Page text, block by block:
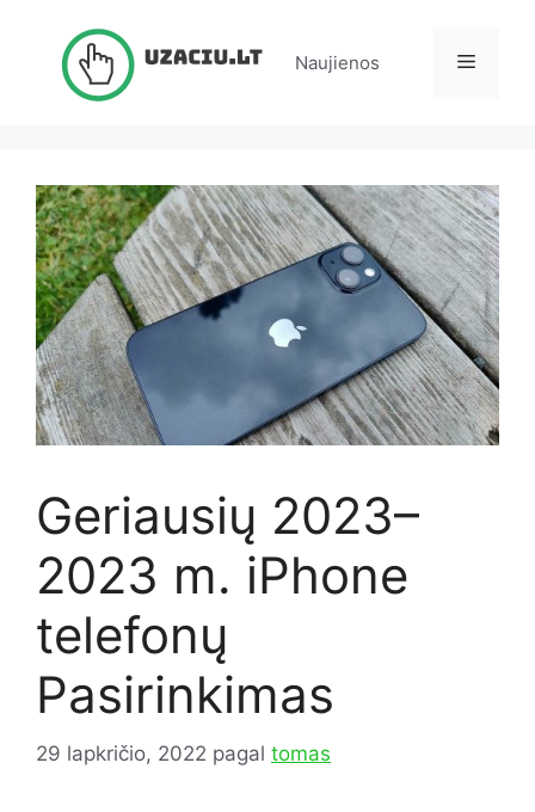
Naujienos Meniu
Geriausių 2023–
2023 m. iPhone
telefonų
Pasirinkimas
29 lapkričio, 2022 pagal tomas